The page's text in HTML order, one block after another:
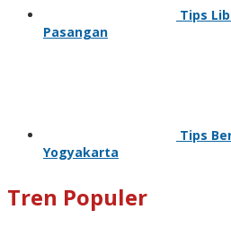
Tips
Pasangan
Tips
Yogyakarta
Tren Populer